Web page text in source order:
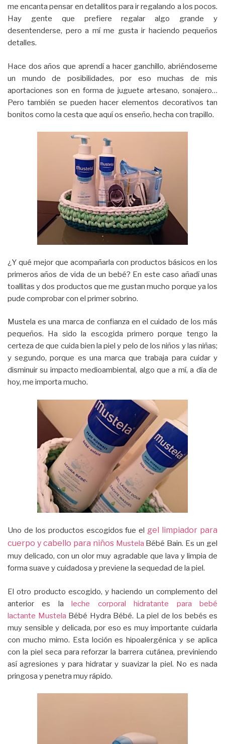
me encanta pensar en detallitos para ir regalando a los pocos.
Hay gente que prefiere regalar algo grande y
desentenderse, pero a mí me gusta ir haciendo pequeños
detalles.
Hace dos años que aprendí a hacer ganchillo, abriéndoseme
un mundo de posibilidades, por eso muchas de mis
aportaciones son en forma de juguete artesano, sonajero…
Pero también se pueden hacer elementos decorativos tan
bonitos como la cesta que aquí os enseño, hecha con trapillo.
¿Y qué mejor que acompañarla con productos básicos en los
primeros años de vida de un bebé? En este caso añadí unas
toallitas y dos productos que me gustan mucho porque ya los
pude comprobar con el primer sobrino.
Mustela es una marca de confianza en el cuidado de los más
pequeños. Ha sido la escogida primero porque tengo la
certeza de que cuida bien la piel y pelo de los niños y las niñas;
y segundo, porque es una marca que trabaja para cuidar y
disminuir su impacto medioambiental, algo que a mí, a día de
hoy, me importa mucho.
Uno de los productos escogidos fue el gel limpiador para
cuerpo y cabello para niños Mustela Bébé Bain. Es un gel
muy delicado, con un olor muy agradable que lava y limpia de
forma suave y cuidadosa y previene la sequedad de la piel.
El otro producto escogido, y haciendo un complemento del
anterior es laleche corporal hidratante para bebé
lactante Mustela Bébé Hydra Bébé. La piel de los bebés es
muy sensible y delicada, por eso es muy importante cuidarla
con mucho mimo. Esta loción es hipoalergénica y se aplica
con la piel seca para reforzar la barrera cutánea, previniendo
así agresiones y para hidratar y suavizar la piel. No es nada
pringosa y penetra muy rápido.